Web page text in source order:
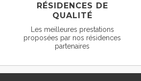
RÉSIDENCES DE
QUALITÉ
Les meilleures prestations
proposées par nos résidences
partenaires